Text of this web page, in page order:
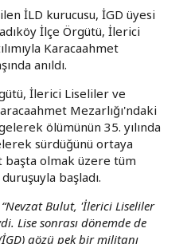
İLD kurucusu, İGD üyesi
İlçe Örgütü, İlerici
Karacaahmet
anıldı.
İlerici Liseliler ve
Mezarlığı'ndaki
ölümünün 35. yılında
sürdüğünü ortaya
başta olmak üzere tüm
başladı.
“Nevzat Bulut, 'İlerici Liseliler
Lise sonrası dönemde de
gözü pek bir militanı